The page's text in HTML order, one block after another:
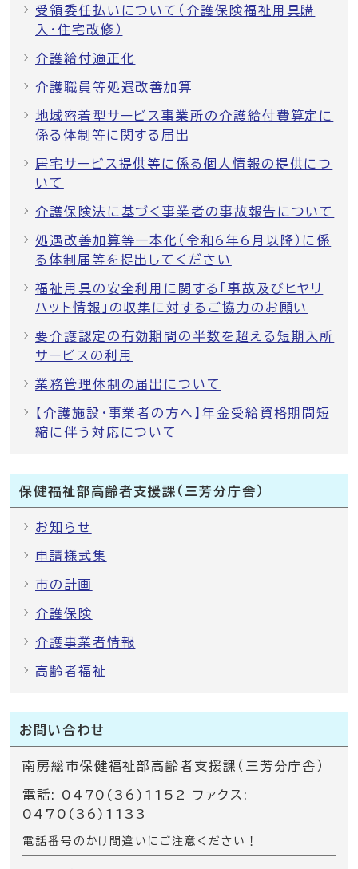
受領委任払いについて（介護保険福祉用具購
入・住宅改修）
介護給付適正化
介護職員等処遇改善加算
地域密着型サービス事業所の介護給付費算定に
係る体制等に関する届出
居宅サービス提供等に係る個人情報の提供につ
いて
介護保険法に基づく事業者の事故報告について
処遇改善加算等一本化（令和6年6月以降）に係
る体制届等を提出してください
福祉用具の安全利用に関する「事故及びヒヤリ
ハット情報」の収集に対するご協力のお願い
要介護認定の有効期間の半数を超える短期入所
サービスの利用
業務管理体制の届出について
【介護施設・事業者の方へ】年金受給資格期間短
縮に伴う対応について
保健福祉部高齢者支援課（三芳分庁舎）
お知らせ
申請様式集
市の計画
介護保険
介護事業者情報
高齢者福祉
お問い合わせ
南房総市保健福祉部高齢者支援課（三芳分庁舎）
電話: 0470(36)1152 ファクス:
0470(36)1133
電話番号のかけ間違いにご注意ください！